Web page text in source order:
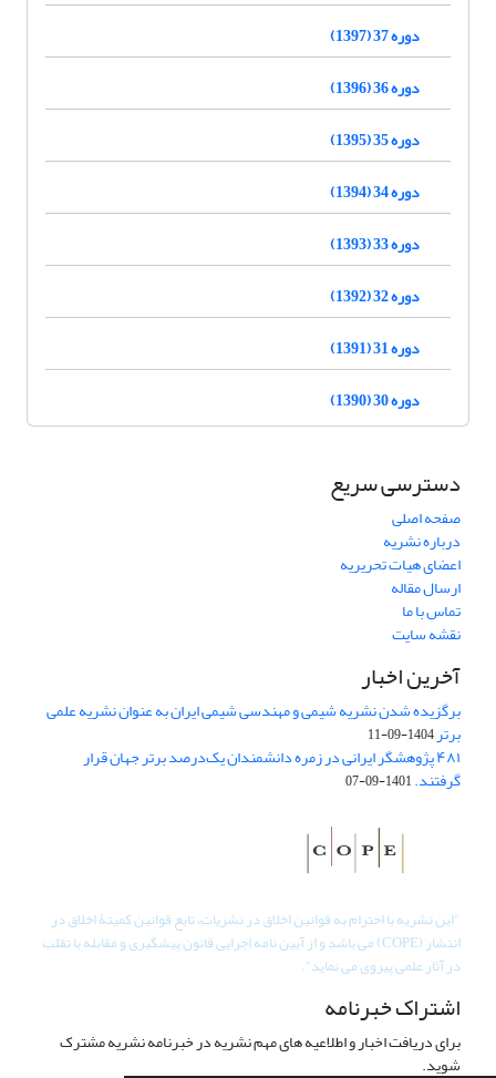
دوره 37 (1397)
دوره 36 (1396)
دوره 35 (1395)
دوره 34 (1394)
دوره 33 (1393)
دوره 32 (1392)
دوره 31 (1391)
دوره 30 (1390)
دسترسی سریع
صفحه اصلی
درباره نشریه
اعضای هیات تحریریه
ارسال مقاله
تماس با ما
نقشه سایت
آخرین اخبار
برگزیده شدن نشریه شیمی و مهندسی شیمی ایران به عنوان نشریه علمی
برتر1404-09-11
۴۸۱ پژوهشگر ایرانی در زمره دانشمندان یک‌درصد برتر جهان قرار
گرفتند.1401-09-07
"این نشریه با احترام به قوانین اخلاق در نشریات، تابع قوانین کمیتۀ اخلاق در
انتشار (COPE) می باشد و از آیین نامه اجرایی قانون پیشگیری و مقابله با تقلب
در آثار علمی پیروی می نماید".
اشتراک خبرنامه
برای دریافت اخبار و اطلاعیه های مهم نشریه در خبرنامه نشریه مشترک
شوید.